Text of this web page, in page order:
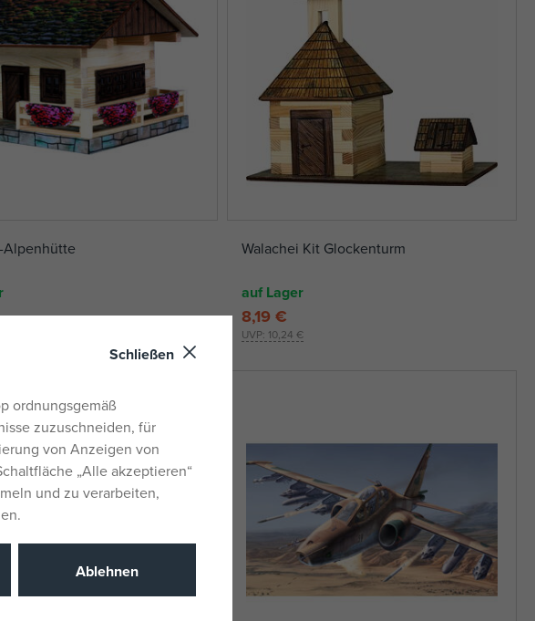
Alpenhütte Walachei Kit Glockenturm
auf Lager
UVP: 10,24 €
8,19 €
Schließen
ordnungsgemäß
zuzuschneiden, für
von Anzeigen von
„Alle akzeptieren“
und zu verarbeiten,
Ablehnen